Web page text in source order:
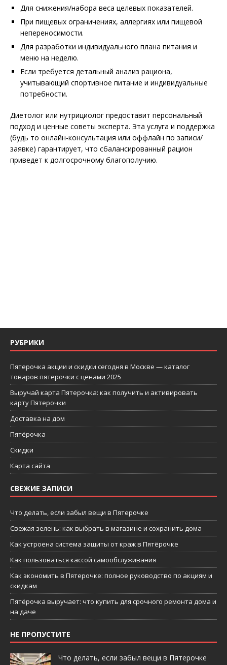
Для снижения/набора веса целевых показателей.
При пищевых ограничениях, аллергиях или пищевой
непереносимости.
Для разработки индивидуального плана питания и
меню на неделю.
Если требуется детальный анализ рациона,
учитывающий спортивное питание и индивидуальные
потребности.
Диетолог или нутрициолог предоставит персональный
подход и ценные советы эксперта. Эта услуга и поддержка
(будь то онлайн-консультация или оффлайн по записи/
заявке) гарантирует, что сбалансированный рацион
приведет к долгосрочному благополучию.
РУБРИКИ
Пятерочка акции и скидки сегодня в Москве — каталог
товаров пятерочки с ценами 2025
Выручай карта Пятерочка: как получить и активировать
карту Пятерочки
Доставка на дом
Пятёрочка
Скидки
Карта сайта
СВЕЖИЕ ЗАПИСИ
Что делать, если забыл вещи в Пятерочке
Свежая зелень: как выбрать в магазине и сохранить дома
Как устроена система защиты от краж в Пятёрочке
Как пользоваться кассой самообслуживания
Как экономить в Пятерочке: полное руководство по акциям и
скидкам
Пятёрочка выручает: что купить для срочного ремонта дома и
на даче
НЕ ПРОПУСТИТЕ
Что делать, если забыл вещи в Пятерочке